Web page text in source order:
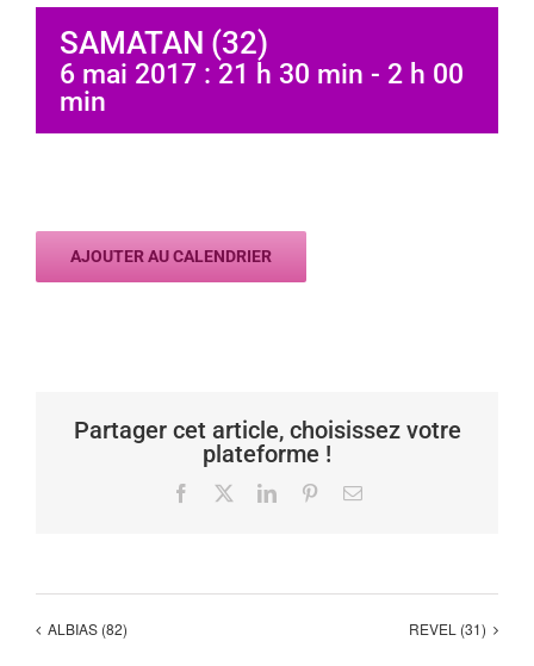
SAMATAN (32)
6 mai 2017 : 21 h 30 min - 2 h 00
min
AJOUTER AU CALENDRIER
Partager cet article, choisissez votre
plateforme !
Facebook LinkedInPinterestEmail
ALBIAS (82) REVEL (31)